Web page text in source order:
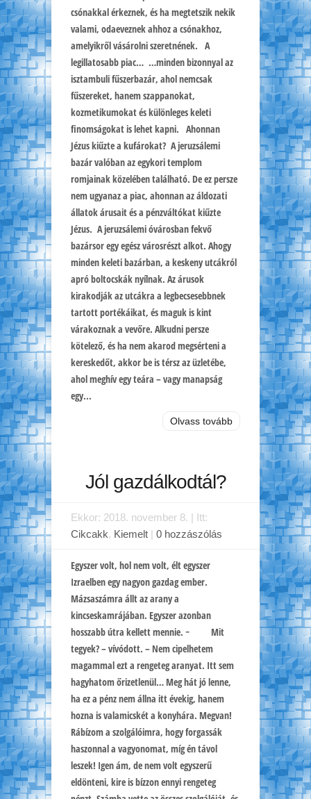
csónakkal érkeznek, és ha megtetszik nekik
valami, odaeveznek ahhoz a csónakhoz,
amelyikről vásárolni szeretnének. A
legillatosabb piac… …minden bizonnyal az
isztambuli fűszerbazár, ahol nemcsak
fűszereket, hanem szappanokat,
kozmetikumokat és különleges keleti
finomságokat is lehet kapni. Ahonnan
Jézus kiűzte a kufárokat? A jeruzsálemi
bazár valóban az egykori templom
romjainak közelében található. De ez persze
nem ugyanaz a piac, ahonnan az áldozati
állatok árusait és a pénzváltókat kiűzte
Jézus. A jeruzsálemi óvárosban fekvő
bazársor egy egész városrészt alkot. Ahogy
minden keleti bazárban, a keskeny utcákról
apró boltocskák nyílnak. Az árusok
kirakodják az utcákra a legbecsesebbnek
tartott portékáikat, és maguk is kint
várakoznak a vevőre. Alkudni persze
kötelező, és ha nem akarod megsérteni a
kereskedőt, akkor be is térsz az üzletébe,
ahol meghív egy teára – vagy manapság
egy...
Olvass tovább
Jól gazdálkodtál?
Ekkor: 2018. november 8. | Itt:
Cikcakk, Kiemelt | 0 hozzászólás
Egyszer volt, hol nem volt, élt egyszer
Izraelben egy nagyon gazdag ember.
Mázsaszámra állt az arany a
kincseskamrájában. Egyszer azonban
hosszabb útra kellett mennie. − Mit
tegyek? – vívódott. – Nem cipelhetem
magammal ezt a rengeteg aranyat. Itt sem
hagyhatom őrizetlenül… Meg hát jó lenne,
ha ez a pénz nem állna itt évekig, hanem
hozna is valamicskét a konyhára. Megvan!
Rábízom a szolgálóimra, hogy forgassák
haszonnal a vagyonomat, míg én távol
leszek! Igen ám, de nem volt egyszerű
eldönteni, kire is bízzon ennyi rengeteg